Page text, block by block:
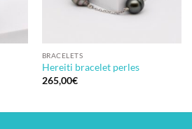
BRACELETS
Hereiti bracelet perles
265,00€